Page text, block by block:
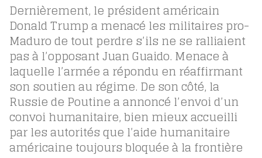
Dernièrement, le président américain
Donald Trump a menacé les militaires pro-
Maduro de tout perdre s’ils ne se ralliaient
pas à l’opposant Juan Guaido. Menace à
laquelle l’armée a répondu en réaffirmant
son soutien au régime. De son côté, la
Russie de Poutine a annoncé l’envoi d’un
convoi humanitaire, bien mieux accueilli
par les autorités que l’aide humanitaire
américaine toujours bloquée à la frontière